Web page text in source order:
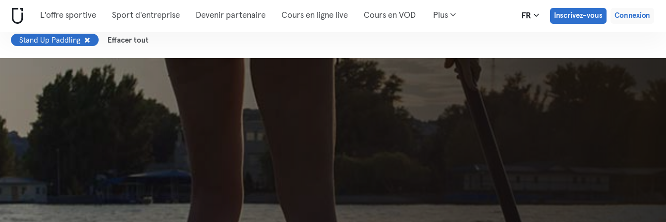
L'offre sportive Sport d'entreprise Devenir partenaire Cours en ligne live Cours en VOD Plus FR Inscrivez-vous Connexion
Stand Up Paddling Effacer tout